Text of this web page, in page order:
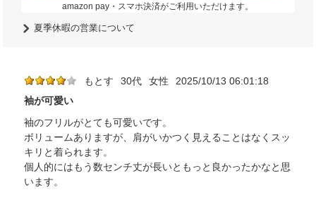
amazon pay・スマホ決済がご利用いただけます。
夏季休暇の営業について
もとす 30代 女性
2025/10/13 06:01:18
袖が可愛い
袖のフリルがとても可愛いです。
ボリュームありますが、肩がいかつく見えることはなくスッ
キリと着られます。
個人的にはもう数センチ丈が長いともっと良かったかなと思
います。